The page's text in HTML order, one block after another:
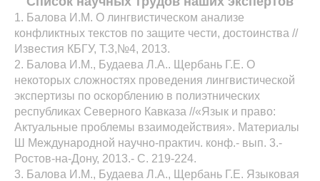
1. Балова И.М. О лингвистическом анализе
конфликтных текстов по защите чести, достоинства //
Известия КБГУ, Т.3,№4, 2013.
2. Балова И.М., Будаева Л.А.. Щербань Г.Е. О
некоторых сложностях проведения лингвистической
экспертизы по оскорблению в полиэтнических
республиках Северного Кавказа //«Язык и право:
Актуальные проблемы взаимодействия». Материалы
Ш Международной научно-практич. конф.- вып. 3.-
Ростов-на-Дону, 2013.- С. 219-224.
3. Балова И.М., Будаева Л.А., Щербань Г.Е. Языковая